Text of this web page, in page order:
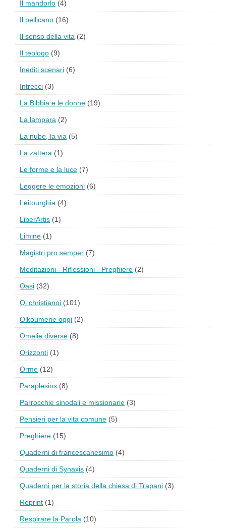
Il mandorlo (4)
Il pellicano (16)
Il senso della vita (2)
Il teologo (9)
Inediti scenari (6)
Intrecci (3)
La Bibbia e le donne (19)
La lampara (2)
La nube, la via (5)
La zattera (1)
Le forme e la luce (7)
Leggere le emozioni (6)
Leitourghia (4)
LiberArtis (1)
Limine (1)
Magistri pro semper (7)
Meditazioni - Riflessioni - Preghiere (2)
Oasi (32)
Oi christianoi (101)
Oikoumene oggi (2)
Omelie diverse (8)
Orizzonti (1)
Orme (12)
Paraplesios (8)
Parrocchie sinodali e missionarie (3)
Pensieri per la vita comune (5)
Preghiere (15)
Quaderni di francescanesimo (4)
Quaderni di Synaxis (4)
Quaderni per la storia della chiesa di Trapani (3)
Reprint (1)
Respirare la Parola (10)